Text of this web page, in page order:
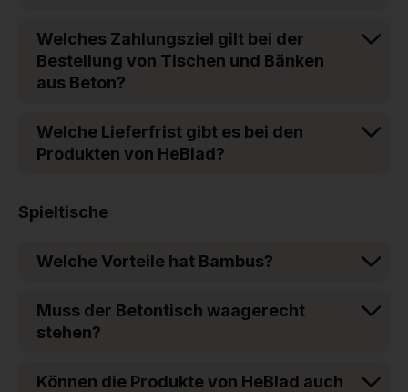
Welches Zahlungsziel gilt bei der
Bestellung von Tischen und Bänken
aus Beton?
Welche Lieferfrist gibt es bei den
Produkten von HeBlad?
Spieltische
Welche Vorteile hat Bambus?
Muss der Betontisch waagerecht
stehen?
Können die Produkte von HeBlad auch